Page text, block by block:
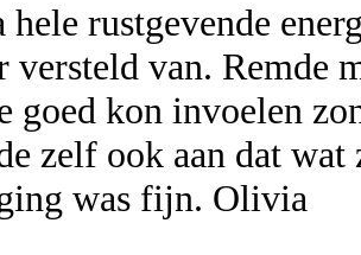
rustgevende
versteld van. Remde
goed kon invoelen
zelf ook aan dat wat
was fijn. Olivia